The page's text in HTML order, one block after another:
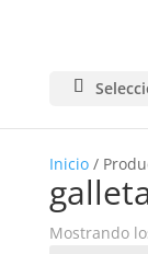
Inicio/
Mostrando